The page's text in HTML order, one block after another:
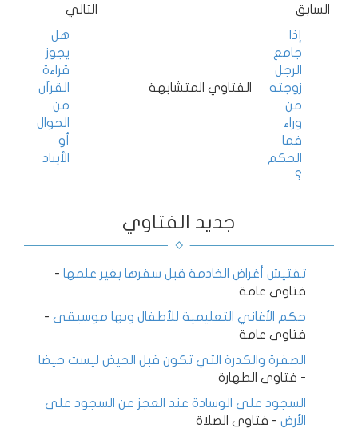
السابق
إذا
جامع
الرجل
زوجته
من
وراء
فما
الحكم
؟
الفتاوي المتشابهة
التالي
هل
يجوز
قراءة
القرآن
من
الجوال
أو
الأيباد
جديد الفتاوي
تفتيش أغراض الخادمة قبل سفرها بغير علمها -
فتاوى عامة
حكم الأغاني التعليمية للأطفال وبها موسيقى -
فتاوى عامة
الصفرة والكدرة التي تكون قبل الحيض ليست حيضا
- فتاوى الطهارة
السجود على الوسادة عند العجز عن السجود على
الأرض - فتاوى الصلاة